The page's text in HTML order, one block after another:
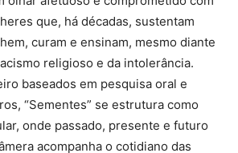
que, há décadas, sustentam
curam e ensinam, mesmo diante
religioso e da intolerância.
baseados em pesquisa oral e
“Sementes” se estrutura como
onde passado, presente e futuro
acompanha o cotidiano das